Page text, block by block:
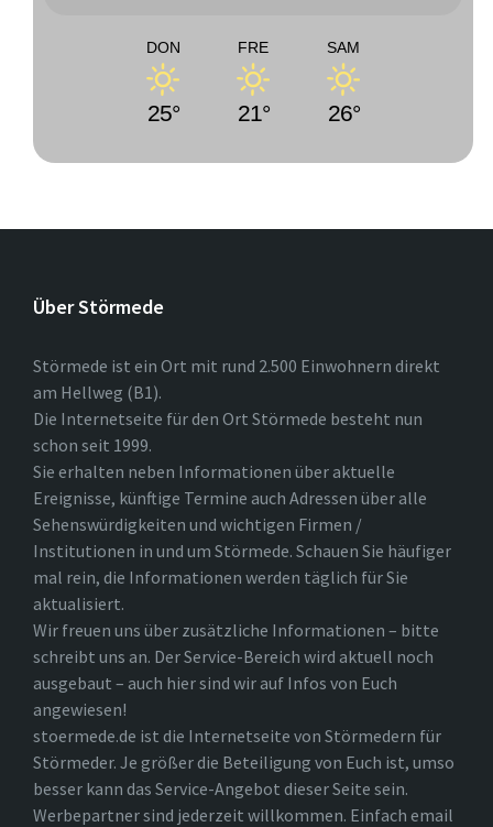
DON
25°
FRE
21°
SAM
26°
Über Störmede
Störmede ist ein Ort mit rund 2.500 Einwohnern direkt
am Hellweg (B1).
Die Internetseite für den Ort Störmede besteht nun
schon seit 1999.
Sie erhalten neben Informationen über aktuelle
Ereignisse, künftige Termine auch Adressen über alle
Sehenswürdigkeiten und wichtigen Firmen /
Institutionen in und um Störmede. Schauen Sie häufiger
mal rein, die Informationen werden täglich für Sie
aktualisiert.
Wir freuen uns über zusätzliche Informationen – bitte
schreibt uns an. Der Service-Bereich wird aktuell noch
ausgebaut – auch hier sind wir auf Infos von Euch
angewiesen!
stoermede.de ist die Internetseite von Störmedern für
Störmeder. Je größer die Beteiligung von Euch ist, umso
besser kann das Service-Angebot dieser Seite sein.
Werbepartner sind jederzeit willkommen. Einfach email